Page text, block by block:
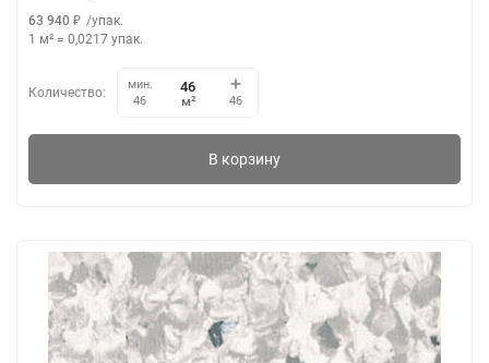
63 940 ₽ /упак.
1 м² = 0,0217 упак.
Количество:
мин.
46
м² 46
В корзину